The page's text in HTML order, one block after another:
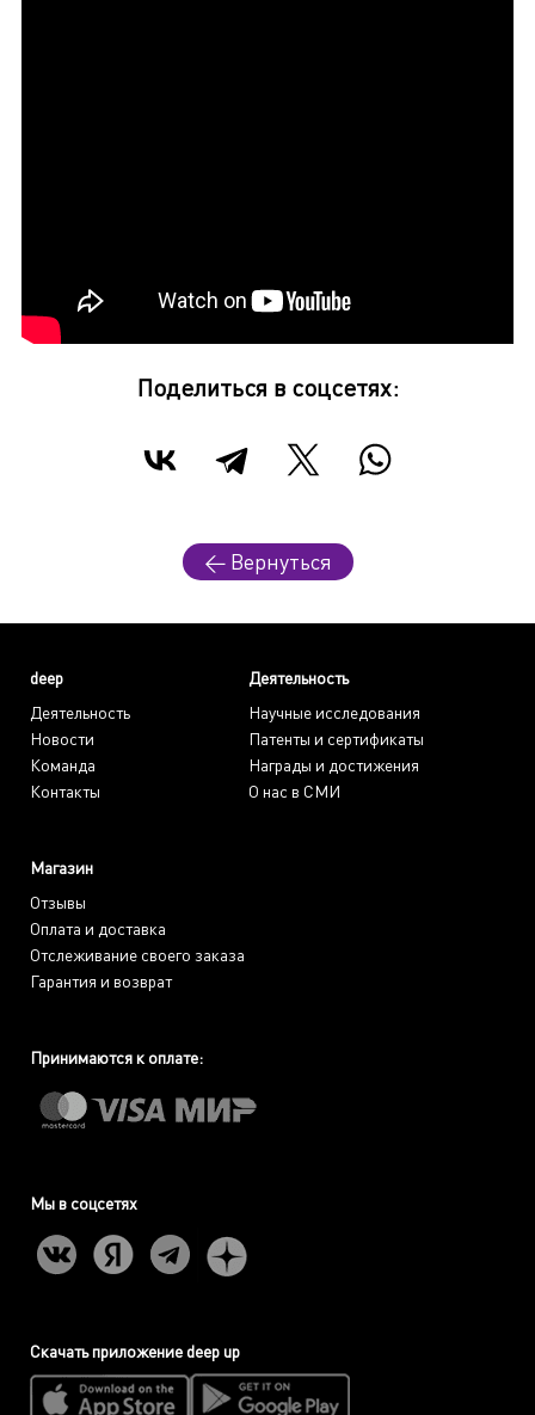
Поделиться в соцсетях:
← Вернуться
deep
Деятельность
Новости
Команда
Контакты
Деятельность
Научные исследования
Патенты и сертификаты
Награды и достижения
О нас в СМИ
Магазин
Отзывы
Оплата и доставка
Отслеживание своего заказа
Гарантия и возврат
Принимаются к оплате:
Мы в соцсетях
Скачать приложение deep up